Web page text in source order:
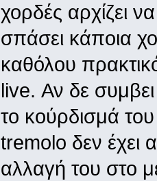
χορδές αρχίζει
σπάσει κάποια
καθόλου
live. Αν δε
το κούρδισμά
tremolo δεν έχει
αλλαγή του στο